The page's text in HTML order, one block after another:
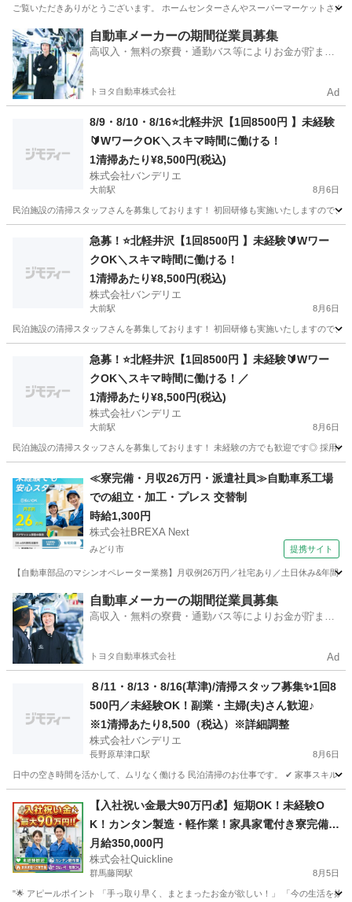
ご覧いただきありがとうございます。 ホームセンターさんやスーパーマーケットさ
群馬 渋川市 敷島駅 その他 スーパーマーケット
自動車メーカーの期間従業員募集
高収入・無料の寮費・通勤バス等によりお金が貯まり
トヨタ自動車株式会社 Ad
8/9・8/10・8/16⭐️北軽井沢【1回8500円 】未経験
🔰WワークOK＼スキマ時間に働ける！
1清掃あたり¥8,500円(税込)
株式会社バンデリエ
大前駅 8月6日
民泊施設の清掃スタッフさんを募集しております！ 初回研修も実施いたしますので
大前駅 清掃 スタッフ
急募！⭐️北軽井沢【1回8500円 】未経験🔰Wワー
クOK＼スキマ時間に働ける！
1清掃あたり¥8,500円(税込)
株式会社バンデリエ
大前駅 8月6日
民泊施設の清掃スタッフさんを募集しております！ 初回研修も実施いたしますので
大前駅 清掃 スタッフ
急募！⭐️北軽井沢【1回8500円 】未経験🔰Wワー
クOK＼スキマ時間に働ける！／
1清掃あたり¥8,500円(税込)
株式会社バンデリエ
大前駅 8月6日
民泊施設の清掃スタッフさんを募集しております！ 未経験の方でも歓迎です◎ 採用
大前駅 清掃 スタッフ
≪寮完備・月収26万円・派遣社員≫自動車系工場
での組立・加工・プレス 交替制
時給1,300円
株式会社BREXA Next
みどり市 提携サイト
【自動車部品のマシンオペレーター業務】月収例26万円／社宅あり／土日休み&年
群馬 みどり市 その他
自動車メーカーの期間従業員募集
高収入・無料の寮費・通勤バス等によりお金が貯まり
トヨタ自動車株式会社 Ad
８/11・8/13・8/16(草津)/清掃スタッフ募集✨1回8
500円／未経験OK！副業・主婦(夫)さん歓迎♪
※1清掃あたり8,500（税込）※詳細調整
株式会社バンデリエ
長野原草津口駅 8月6日
日中の空き時間を活かして、ムリなく働ける 民泊清掃のお仕事です。 ✔ 家事スキル
長野原草津口駅 清掃 スタッフ
【入社祝い金最大90万円💰】短期OK！未経験O
K！カンタン製造・軽作業！家具家電付き寮完備
🏠
月給350,000円
株式会社Quickline
群馬藤岡駅 8月5日
"🌟 アピールポイント 「手っ取り早く、まとまったお金が欲しい！」 「今の生活を抜